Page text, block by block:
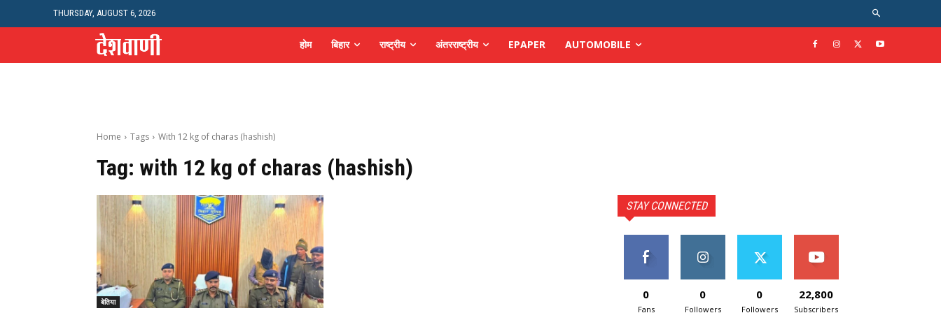
THURSDAY, AUGUST 6, 2026
होम बिहार राष्ट्रीय अंतरराष्ट्रीय EPAPER AUTOMOBILE
Home Tags With 12 kg of charas (hashish)
Tag: with 12 kg of charas (hashish)
बेतिया
STAY CONNECTED
0
Fans
0
Followers
0
Followers
22,800
Subscribers